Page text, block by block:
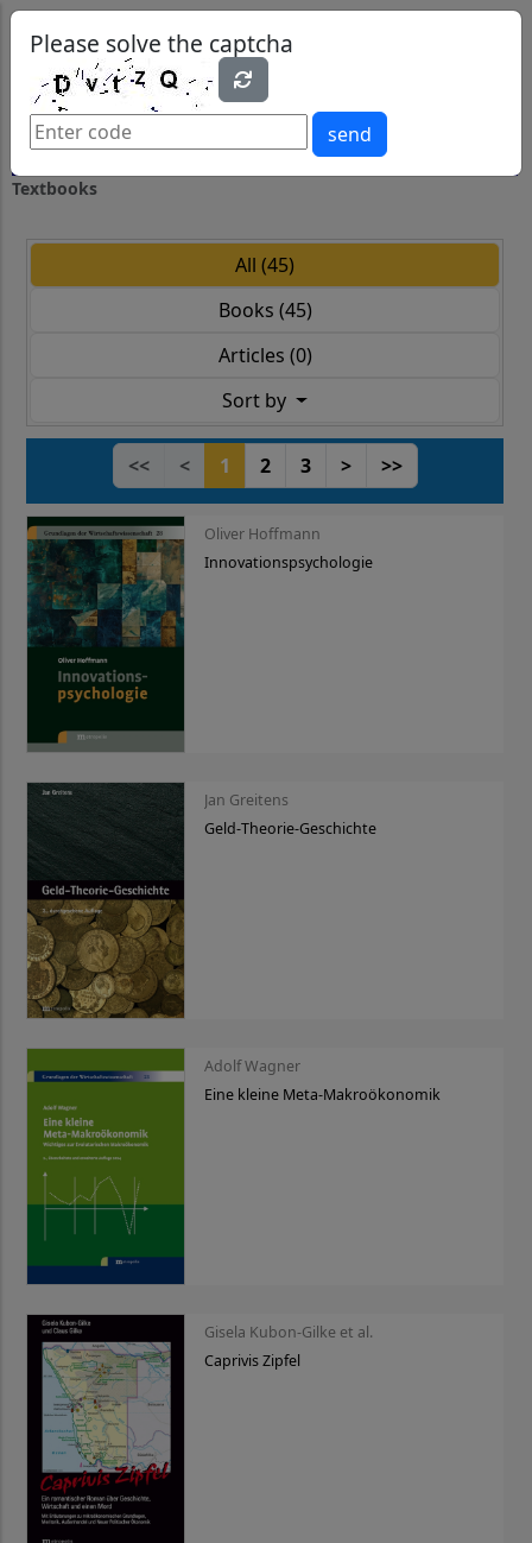
Please solve the captcha
send
Textbooks
All (45)
Books (45)
Articles (0)
Sort by
<< < 1 2 3 > >>
Oliver Hoffmann
Innovationspsychologie
Jan Greitens
Geld-Theorie-Geschichte
Adolf Wagner
Eine kleine Meta-Makroökonomik
Gisela Kubon-Gilke et al.
Caprivis Zipfel